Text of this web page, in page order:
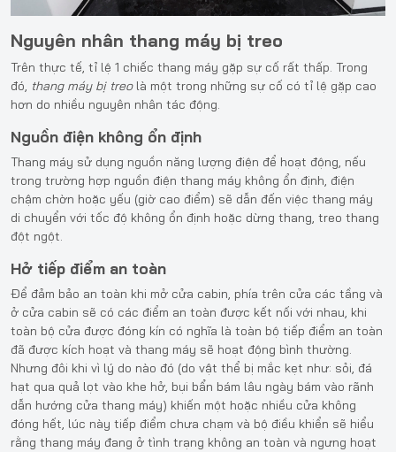
Nguyên nhân thang máy bị treo
Trên thực tế, tỉ lệ 1 chiếc thang máy gặp sự cố rất thấp. Trong
đó, thang máy bị treolà một trong những sự cố có tỉ lệ gặp cao
hơn do nhiều nguyên nhân tác động.
Nguồn điện không ổn định
Thang máy sử dụng nguồn năng lượng điện để hoạt động, nếu
trong trường hợp nguồn điện thang máy không ổn định, điện
chậm chờn hoặc yếu (giờ cao điểm) sẽ dẫn đến việc thang máy
di chuyển với tốc độ không ổn định hoặc dừng thang, treo thang
đột ngột.
Hở tiếp điểm an toàn
Để đảm bảo an toàn khi mở cửa cabin, phía trên cửa các tầng và
ở cửa cabin sẽ có các điểm an toàn được kết nối với nhau, khi
toàn bộ cửa được đóng kín có nghĩa là toàn bộ tiếp điểm an toàn
đã được kích hoạt và thang máy sẽ hoạt động bình thường.
Nhưng đôi khi vì lý do nào đó (do vật thể bị mắc kẹt như: sỏi, đá
hạt qua quả lọt vào khe hở, bụi bẩn bám lâu ngày bám vào rãnh
dẫn hướng cửa thang máy) khiến một hoặc nhiều cửa không
đóng hết, lúc này tiếp điểm chưa chạm và bộ điều khiển sẽ hiểu
rằng thang máy đang ở tình trạng không an toàn và ngưng hoạt